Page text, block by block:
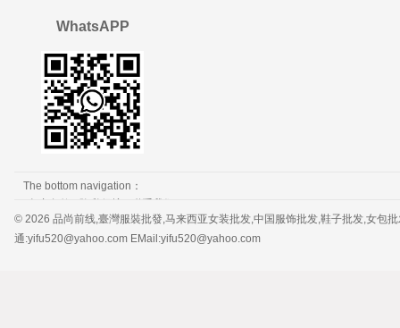
WhatsAPP
The bottom navigation：
© 2026 品尚前线,臺灣服裝批發,马来西亚女装批发,中国服饰批发,鞋子批发,女
通:yifu520@yahoo.com EMail:yifu520@yahoo.com